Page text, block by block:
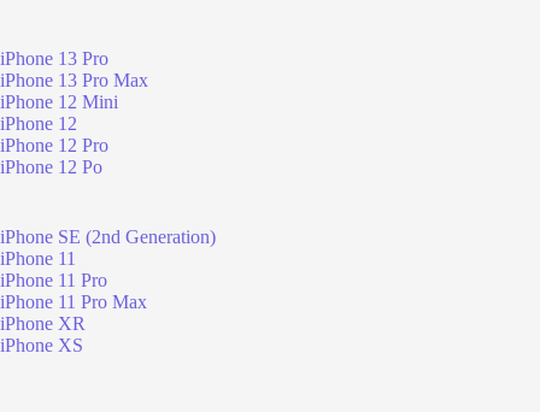
iPhone 13 Pro
iPhone 13 Pro Max
iPhone 12 Mini
iPhone 12
iPhone 12 Pro
iPhone 12 Po
iPhone SE (2nd Generation)
iPhone 11
iPhone 11 Pro
iPhone 11 Pro Max
iPhone XR
iPhone XS